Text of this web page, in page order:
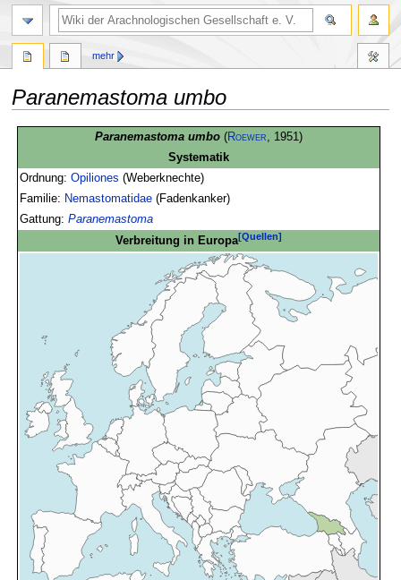
Paranemastoma umbo
springen
springen
Paranemastoma umbo (Roewer , 1951)
Systematik
Ordnung:Opiliones (Weberknechte)
Familie: Nemastomatidae (Fadenkanker)
Gattung:Paranemastoma
Verbreitung in Europa[Quellen]
mehr